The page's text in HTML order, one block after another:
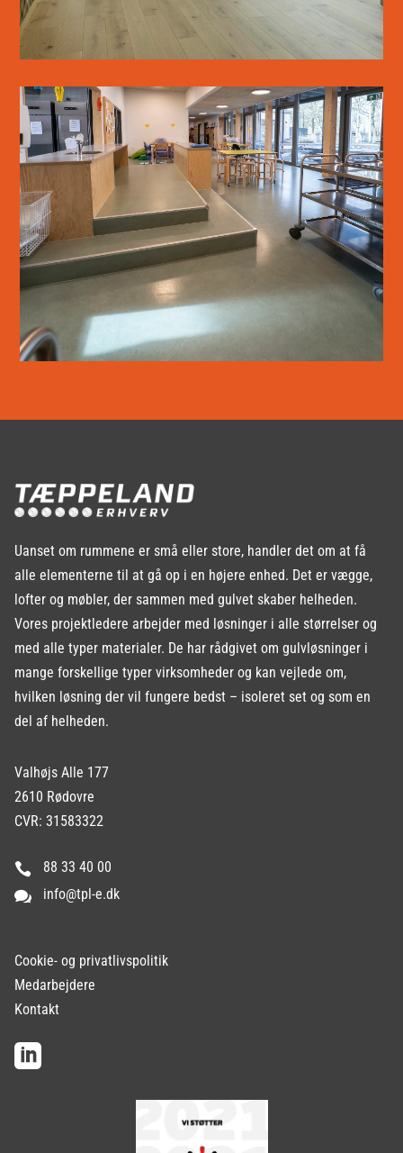
OSTED SKOLE & BØRNEHUS
LÆS MERE
Uanset om rummene er små eller store, handler det om at få
alle elementerne til at gå op i en højere enhed. Det er vægge,
lofter og møbler, der sammen med gulvet skaber helheden.
Vores projektledere arbejder med løsninger i alle størrelser og
med alle typer materialer. De har rådgivet om gulvløsninger i
mange forskellige typer virksomheder og kan vejlede om,
hvilken løsning der vil fungere bedst – isoleret set og som en
del af helheden.
Valhøjs Alle 177
2610 Rødovre
CVR: 31583322

88 33 40 00

info@tpl-e.dk
Cookie- og privatlivspolitik
Medarbejdere
Kontakt
